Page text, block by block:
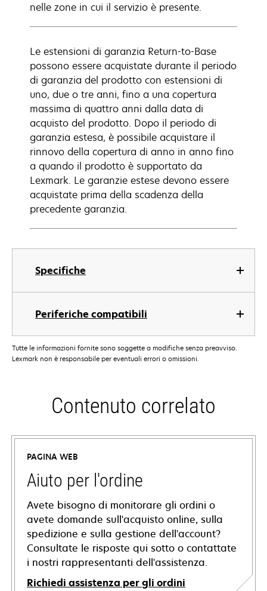
Specifiche
Periferiche compatibili
nelle zone in cui il servizio è presente.
Le estensioni di garanzia Return-to-Base
possono essere acquistate durante il periodo
di garanzia del prodotto con estensioni di
uno, due o tre anni, fino a una copertura
massima di quattro anni dalla data di
acquisto del prodotto. Dopo il periodo di
garanzia estesa, è possibile acquistare il
rinnovo della copertura di anno in anno fino
a quando il prodotto è supportato da
Lexmark. Le garanzie estese devono essere
acquistate prima della scadenza della
precedente garanzia.
Tutte le informazioni fornite sono soggette a modifiche senza preavviso.
Lexmark non è responsabile per eventuali errori o omissioni.
Contenuto correlato
PAGINA WEB
Aiuto per l'ordine
Avete bisogno di monitorare gli ordini o
avete domande sull'acquisto online, sulla
spedizione e sulla gestione dell'account?
Consultate le risposte qui sotto o contattate
i nostri rappresentanti dell'assistenza.
Richiedi assistenza per gli ordini